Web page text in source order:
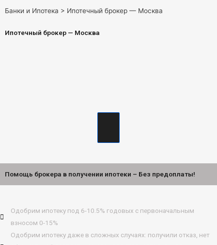
Банки и Ипотека > Ипотечный брокер — Москва
Ипотечный брокер — Москва
Помощь брокера в получении ипотеки – Без предоплаты!
Одобрим ипотеку под 6-10.5% годовых с первоначальным
взносом 0-15%
Одобрим ипотеку даже в сложных случаях: получили отказ, нет